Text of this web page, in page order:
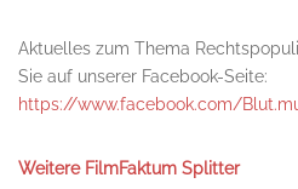
Aktuelles zum Thema
Sie auf unserer Facebook-Seite:
https://www.facebook.com/
Weitere FilmFaktum Splitter